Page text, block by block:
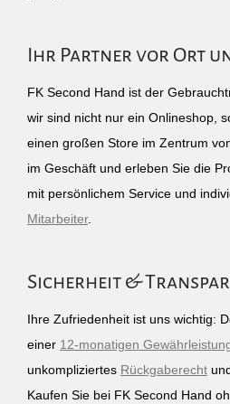
Ihr Partner vor Ort
FK Second Hand ist der
wir sind nicht nur ein Onlineshop,
einen großen Store im Zentrum
im Geschäft und erleben Sie die
mit persönlichem Service und
Mitarbeiter.
Sicherheit &
Ihre Zufriedenheit ist uns wichtig:
einer 12-monatigen
unkompliziertes Rückgaberecht
Kaufen Sie bei FK Second Hand